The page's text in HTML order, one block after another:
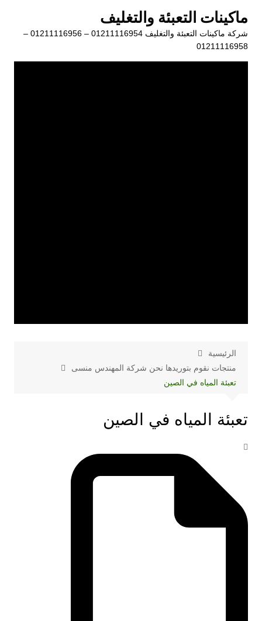
المحتوى
ماكينات التعبئة والتغليف
شركة ماكينات التعبئة والتغليف 01211116954 – 01211116956 –
01211116958
الرئيسية
منتجات نقوم بتوريدها نحن شركة المهندس منسى
تعبئة المياه في الصين
تعبئة المياه في الصين